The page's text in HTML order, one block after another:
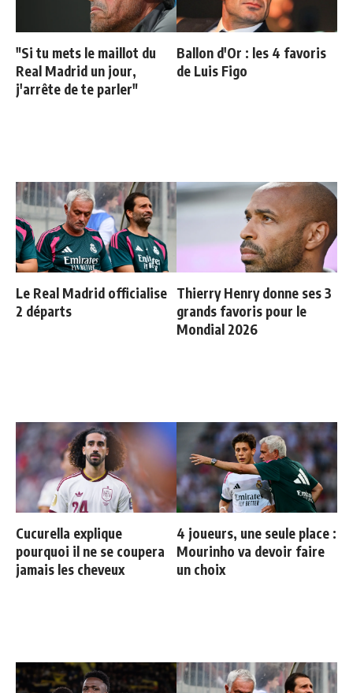
"Si tu mets le maillot du
Real Madrid un jour,
j'arrête de te parler"
Ballon d'Or : les 4 favoris
de Luis Figo
Le Real Madrid officialise
2 départs
Thierry Henry donne ses 3
grands favoris pour le
Mondial 2026
Cucurella explique
pourquoi il ne se coupera
jamais les cheveux
4 joueurs, une seule place :
Mourinho va devoir faire
un choix